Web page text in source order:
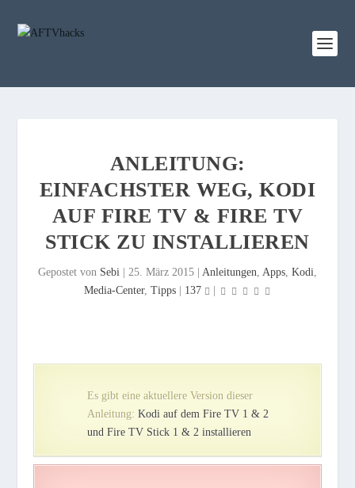
ANLEITUNG:
EINFACHSTER WEG, KODI
AUF FIRE TV & FIRE TV
STICK ZU INSTALLIEREN
Gepostet von Sebi 25. März 2015 Anleitungen, Apps, Kodi,
Media-Center, Tipps 137
Es gibt eine aktuellere Version dieser
Anleitung:Kodi auf dem Fire TV 1 & 2
und Fire TV Stick 1 & 2 installieren